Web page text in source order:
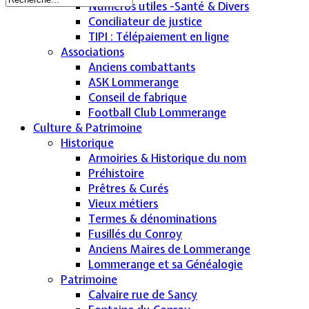
Numéros utiles -Santé & Divers
Conciliateur de justice
TIPI : Télépaiement en ligne
Associations
Anciens combattants
ASK Lommerange
Conseil de fabrique
Football Club Lommerange
Culture & Patrimoine
Historique
Armoiries & Historique du nom
Préhistoire
Prêtres & Curés
Vieux métiers
Termes & dénominations
Fusillés du Conroy
Anciens Maires de Lommerange
Lommerange et sa Généalogie
Patrimoine
Calvaire rue de Sancy